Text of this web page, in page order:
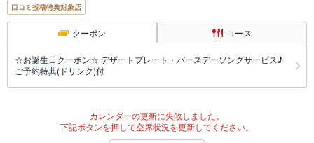
口コミ投稿特典対象店
クーポン コース
☆お誕生日クーポン☆ デザートプレート・バースデーソングサービス♪
ご予約特典(ドリンク)付
カレンダーの更新に失敗しました。
下記ボタンを押して空席状況を更新してください。